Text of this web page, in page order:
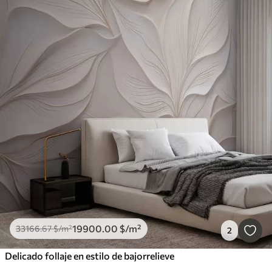
33166.67$/m²19900.00 $/m² 2
Delicado follaje en estilo de bajorrelieve